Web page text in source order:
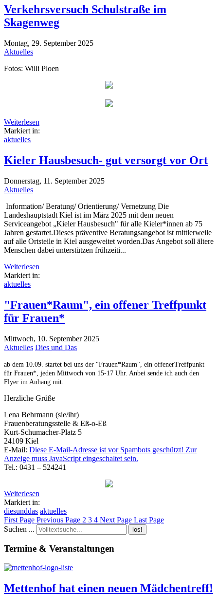
Verkehrsversuch Schulstraße im
Skagenweg
Montag, 29. September 2025
Aktuelles
Fotos: Willi Ploen
Weiterlesen
Markiert in:
aktuelles
Kieler Hausbesuch- gut versorgt vor Ort
Donnerstag, 11. September 2025
Aktuelles
Information/ Beratung/ Orientierung/ Vernetzung Die
Landeshauptstadt Kiel ist im März 2025 mit dem neuen
Serviceangebot „Kieler Hausbesuch" für alle Kieler*innen ab 75
Jahren gestartet.Dieses präventive Beratungsangebot ist mittlerweile
auf alle Ortsteile in Kiel ausgeweitet worden.Das Angebot soll ältere
Menschen dabei unterstützen frühzeiti...
Weiterlesen
Markiert in:
aktuelles
"Frauen*Raum", ein offener Treffpunkt
für Frauen*
Mittwoch, 10. September 2025
Aktuelles Dies und Das
ab dem 10.09. startet bei uns der "Frauen*Raum", ein offenerTreffpunkt
für Frauen*, jeden Mittwoch von 15-17 Uhr. Anbei sende ich auch den
Flyer im Anhang mit.
Herzliche Grüße
Lena Behrmann (sie/ihr)
Frauenberatungsstelle & Eß-o-Eß
Kurt-Schumacher-Platz 5
24109 Kiel
E-Mail: Diese E-Mail-Adresse ist vor Spambots geschützt! Zur
Anzeige muss JavaScript eingeschaltet sein.
Tel.: 0431 – 524241
Weiterlesen
Markiert in:
diesunddas aktuelles
First Page Previous Page 2 3 4 Next Page Last Page
Suchen ...
los!
Termine & Veranstaltungen
Mettenhof hat einen neuen Mädchentreff!